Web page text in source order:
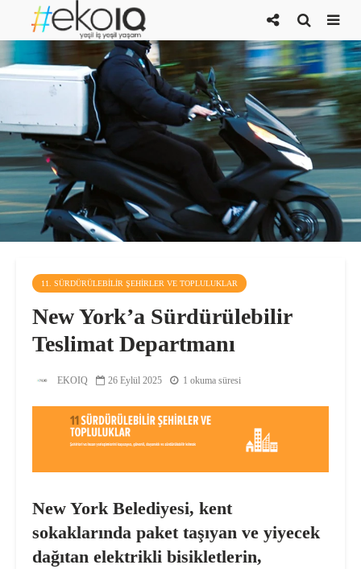
11. SÜRDÜRÜLEBILIR ŞEHIRLER VE TOPLULUKLAR
New York’a Sürdürülebilir
Teslimat Departmanı
EKOIQ 26 Eylül 2025 1 okuma süresi
New York Belediyesi, kent
sokaklarında paket taşıyan ve yiyecek
dağıtan elektrikli bisikletlerin,